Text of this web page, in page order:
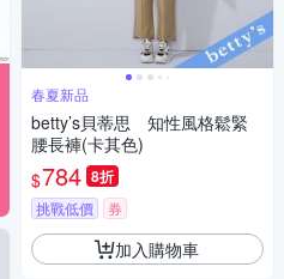
春夏新品
betty’s貝蒂思 知性風格鬆緊
腰長褲(卡其色)
$784 8折
挑戰低價 券
加入購物車